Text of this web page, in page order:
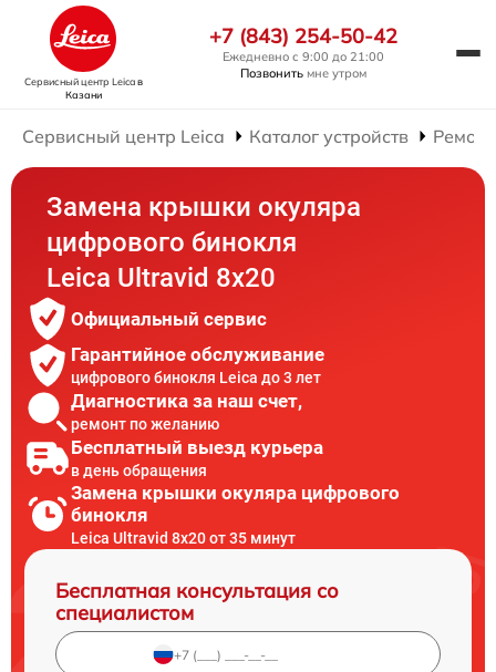
Сервисный центр Leicaв
Казани
+7 (843) 254-50-42
Ежедневно с 9:00 до 21:00
Позвонить мне утром
Сервисный центр Leica Каталог устройств
Замена крышки окуляра
цифрового бинокля
Leica Ultravid 8x20
Официальный сервис
Гарантийное обслуживание
цифрового бинокля Leica до 3 лет
Диагностика за наш счет,
ремонт по желанию
Бесплатный выезд курьера
в день обращения
Замена крышки окуляра цифрового
бинокля
Leica Ultravid 8x20 от 35 минут
Бесплатная консультация со
специалистом